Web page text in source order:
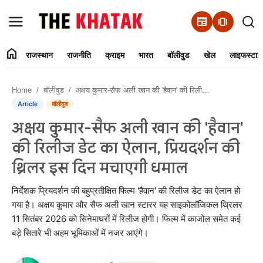
newspaper amp_stories
Contact Us
राजस्थान
राजनीति
क्राइम
भारत
home राजस्थान राजनीति क्राइम भारत बॉलीवुड खेल
Home बॉलीवुड अक्षय कुमार-सैफ अली खान की 'हैवान' की रिलीज डेट का ऐलान, प्रियदर्शन की थ्रिलर इस दिन मचाएगी धमाल
Article बॉलीवुड
अक्षय कुमार-सैफ अली खान की 'हैवान'
की रिलीज डेट का ऐलान, प्रियदर्शन की
थ्रिलर इस दिन मचाएगी धमाल
निर्देशक प्रियदर्शन की बहुप्रतीक्षित फिल्म 'हैवान' की रिलीज डेट का ऐलान हो
गया है। अक्षय कुमार और सैफ अली खान स्टारर यह साइकोलॉजिकल थ्रिलर
11 सितंबर 2026 को सिनेमाघरों में रिलीज होगी। फिल्म में काजोल समेत कई
बड़े सितारे भी अहम भूमिकाओं में नजर आएंगे।